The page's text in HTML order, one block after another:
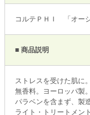
コルテＰＨＩ 「オー
■ 商品説明
ストレスを受けた肌に
無香料。ヨーロッパ製。
パラベンを含まず、製
ライト・トリートメン